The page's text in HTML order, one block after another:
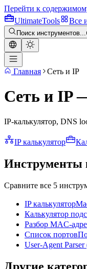
Перейти к
UltimateTools Все
Поиск инструментов...
Главная Сеть и IP
Сеть и IP
IP-калькулятор, DNS
IP калькулятор
Инструменты
Сравните все 5
IP калькулятор
Калькулятор
Разбор MAC-
Список портов
User-Agent Parser
Другие